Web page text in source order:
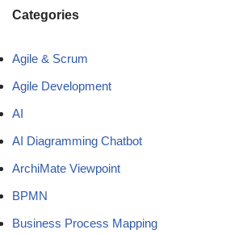
Categories
Agile & Scrum
Agile Development
AI
AI Diagramming Chatbot
ArchiMate Viewpoint
BPMN
Business Process Mapping